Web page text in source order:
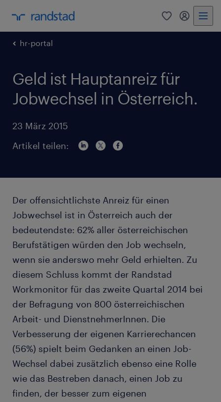
0 Mein
hr-portal
Geld ist Hauptanreiz für
Jobwechsel in Österreich.
23 März 2015
Artikel teilen:
Der offensichtlichste Anreiz für einen
Jobwechsel ist in Österreich auch der
bedeutendste: 62% aller österreichischen
Berufstätigen würden den Job wechseln,
wenn sie anderswo mehr Geld erhielten. Zu
diesem Schluss kommt der Randstad
Workmonitor für das zweite Quartal 2014 bei
der Befragung von 800 österreichischen
Arbeit- und DienstnehmerInnen. Die
Verbesserung der eigenen Karrierechancen
(56%) spielt beim Gedanken an einen Job-
Wechsel dabei zusätzlich ebenso eine Rolle
wie das Bestreben danach, einen Job zu
finden, der besser zum eigenen